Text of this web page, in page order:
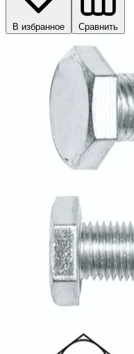
В избранное Сравнить